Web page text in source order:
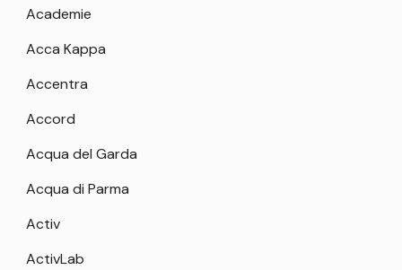
Academie
Acca Kappa
Accentra
Accord
Acqua del Garda
Acqua di Parma
Activ
ActivLab